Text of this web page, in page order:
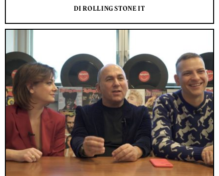
DI ROLLING STONE IT